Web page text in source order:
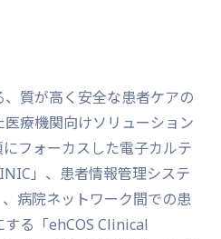
質が高く安全な患者ケアの
療機関向けソリューション
フォーカスした電子カルテ
」、患者情報管理システ
病院ネットワーク間での患
る「ehCOS Clinical